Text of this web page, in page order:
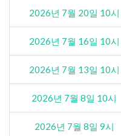
2026년 7월 20일 10시
2026년 7월 16일 10시
2026년 7월 13일 10시
2026년 7월 8일 10시
2026년 7월 8일 9시